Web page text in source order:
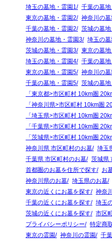
埼玉の墓地・霊園1
千葉の墓地
東京の墓地・霊園2
神奈川の
千葉の墓地・霊園2
茨城の墓
神奈川の墓地・霊園3
埼玉の
茨城の墓地・霊園3
東京の墓
埼玉の墓地・霊園4
千葉の墓
東京の墓地・霊園5
神奈川の
千葉の墓地・霊園5
茨城の墓
「東京都>市区町村 10km圏
「神奈川県>市区町村 10km圏
「埼玉県>市区町村 10km圏
「千葉県>市区町村 10km圏
「茨城県>市区町村 10km圏
神奈川県 市区町村のお墓
埼玉
千葉県 市区町村のお墓
茨城県
首都圏のお墓を住所で探す
お
神奈川県のお墓
埼玉県のお墓
東京の近くにお墓を探す
神奈
千葉の近くにお墓を探す
埼玉
茨城の近くにお墓を探す
市区
プライバシーポリシー
特定商
東京の霊園
神奈川の霊園 千